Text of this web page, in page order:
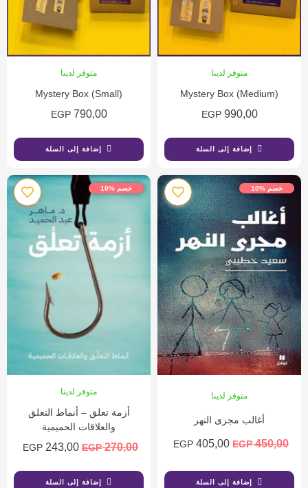
متوفر لدينا
Mystery Box (Medium)
990,00
EGP
إضافة إلى السلة
متوفر لدينا
Mystery Box (Small)
790,00
EGP
إضافة إلى السلة
خصم %10
متوفر لدينا
أغالب مجرى النهر
450,00
EGP
405,00
EGP
إضافة إلى السلة
خصم %10
متوفر لدينا
أزمة تعلق – أنماط التعلق
والعلاقات الحميمية
270,00
EGP
243,00
EGP
إضافة إلى السلة